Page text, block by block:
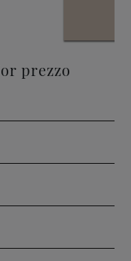
prezzo